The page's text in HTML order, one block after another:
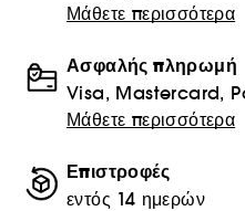
Μάθετε περισσότερα
Ασφαλής πληρωμή
Visa, Mastercard,
Μάθετε περισσότερα
Επιστροφές
εντός 14 ημερών